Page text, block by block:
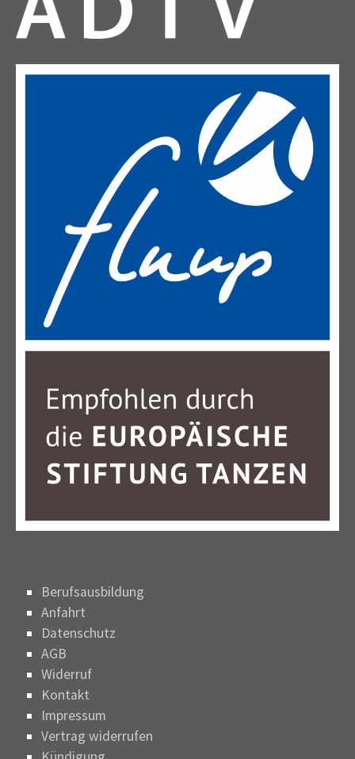
Berufsausbildung
Anfahrt
Datenschutz
AGB
Widerruf
Kontakt
Impressum
Vertrag widerrufen